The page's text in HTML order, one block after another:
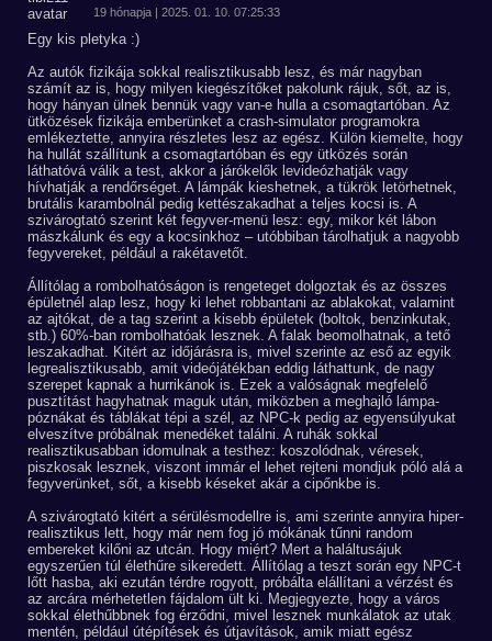
19 hónapja | 2025. 01. 10. 07:25:33
Egy kis pletyka :)
Az autók fizikája sokkal realisztikusabb lesz, és már nagyban
számít az is, hogy milyen kiegészítőket pakolunk rájuk, sőt, az is,
hogy hányan ülnek bennük vagy van-e hulla a csomagtartóban. Az
ütközések fizikája emberünket a crash-simulator programokra
emlékeztette, annyira részletes lesz az egész. Külön kiemelte, hogy
ha hullát szállítunk a csomagtartóban és egy ütközés során
láthatóvá válik a test, akkor a járókelők levideózhatják vagy
hívhatják a rendőrséget. A lámpák kieshetnek, a tükrök letörhetnek,
brutális karambolnál pedig kettészakadhat a teljes kocsi is. A
szivárogtató szerint két fegyver-menü lesz: egy, mikor két lábon
mászkálunk és egy a kocsinkhoz – utóbbiban tárolhatjuk a nagyobb
fegyvereket, például a rakétavetőt.
Állítólag a rombolhatóságon is rengeteget dolgoztak és az összes
épületnél alap lesz, hogy ki lehet robbantani az ablakokat, valamint
az ajtókat, de a tag szerint a kisebb épületek (boltok, benzinkutak,
stb.) 60%-ban rombolhatóak lesznek. A falak beomolhatnak, a tető
leszakadhat. Kitért az időjárásra is, mivel szerinte az eső az egyik
legrealisztikusabb, amit videójátékban eddig láthattunk, de nagy
szerepet kapnak a hurrikánok is. Ezek a valóságnak megfelelő
pusztítást hagyhatnak maguk után, miközben a meghajló lámpa-
póznákat és táblákat tépi a szél, az NPC-k pedig az egyensúlyukat
elveszítve próbálnak menedéket találni. A ruhák sokkal
realisztikusabban idomulnak a testhez: koszolódnak, véresek,
piszkosak lesznek, viszont immár el lehet rejteni mondjuk póló alá a
fegyverünket, sőt, a kisebb késeket akár a cipőnkbe is.
A szivárogtató kitért a sérülésmodellre is, ami szerinte annyira hiper-
realisztikus lett, hogy már nem fog jó mókának tűnni random
embereket kilőni az utcán. Hogy miért? Mert a haláltusájuk
egyszerűen túl élethűre sikeredett. Állítólag a teszt során egy NPC-t
lőtt hasba, aki ezután térdre rogyott, próbálta elállítani a vérzést és
az arcára mérhetetlen fájdalom ült ki. Megjegyezte, hogy a város
sokkal élethűbbnek fog érződni, mivel lesznek munkálatok az utak
mentén, például útépítések és útjavítások, amik miatt egész